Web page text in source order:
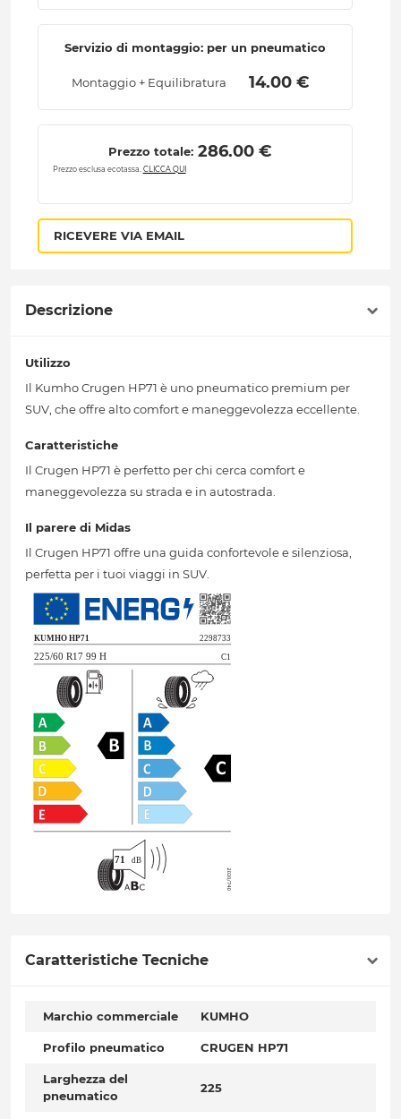
Servizio di montaggio: per un pneumatico
Montaggio + Equilibratura 14.00 €
Prezzo totale: 286.00 €
Prezzo esclusa ecotassa. CLICCA QUI
RICEVERE VIA EMAIL
Descrizione
Utilizzo
Il Kumho Crugen HP71 è uno pneumatico premium per
SUV, che offre alto comfort e maneggevolezza eccellente.
Caratteristiche
Il Crugen HP71 è perfetto per chi cerca comfort e
maneggevolezza su strada e in autostrada.
Il parere di Midas
Il Crugen HP71 offre una guida confortevole e silenziosa,
perfetta per i tuoi viaggi in SUV.
Caratteristiche Tecniche
Marchio commerciale KUMHO
Profilo pneumatico CRUGEN HP71
Larghezza del
pneumatico
225